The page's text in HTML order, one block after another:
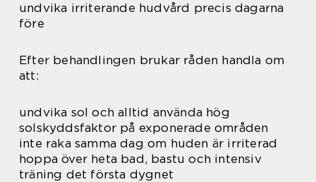
undvika irriterande hudvård precis dagarna
före
Efter behandlingen brukar råden handla om
att:
undvika sol och alltid använda hög
solskyddsfaktor på exponerade områden
inte raka samma dag om huden är irriterad
hoppa över heta bad, bastu och intensiv
träning det första dygnet